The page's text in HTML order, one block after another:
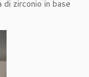
zirconio in base